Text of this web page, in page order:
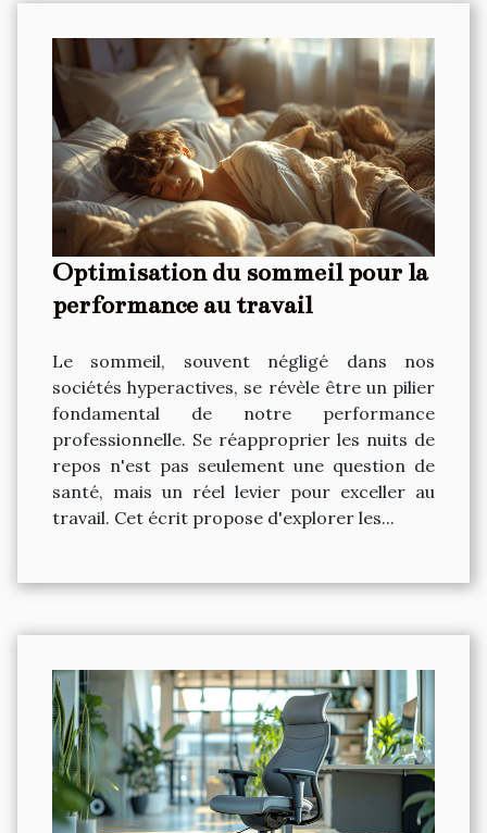
Optimisation du sommeil pour la
performance au travail
Le sommeil, souvent négligé dans nos
sociétés hyperactives, se révèle être un pilier
fondamental de notre performance
professionnelle. Se réapproprier les nuits de
repos n'est pas seulement une question de
santé, mais un réel levier pour exceller au
travail. Cet écrit propose d'explorer les...